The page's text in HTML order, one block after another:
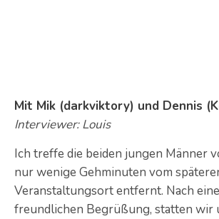
Mit Mik (darkviktory) und Dennis
Interviewer: Louis
Ich treffe die beiden jungen Männer
nur wenige Gehminuten vom
Veranstaltungsort entfernt. Nach
freundlichen Begrüßung, statten wir